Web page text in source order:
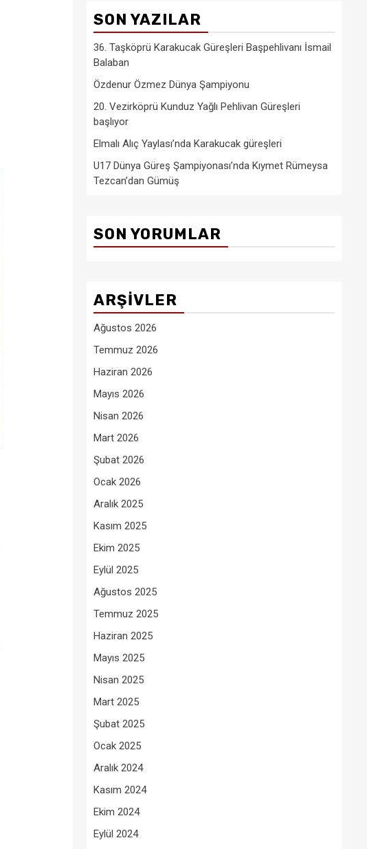
SON YAZILAR
36. Taşköprü Karakucak Güreşleri Başpehlivanı İsmail
Balaban
Özdenur Özmez Dünya Şampiyonu
20. Vezirköprü Kunduz Yağlı Pehlivan Güreşleri
başlıyor
Elmalı Alıç Yaylası’nda Karakucak güreşleri
U17 Dünya Güreş Şampiyonası’nda Kıymet Rümeysa
Tezcan’dan Gümüş
SON YORUMLAR
ARŞIVLER
Ağustos 2026
Temmuz 2026
Haziran 2026
Mayıs 2026
Nisan 2026
Mart 2026
Şubat 2026
Ocak 2026
Aralık 2025
Kasım 2025
Ekim 2025
Eylül 2025
Ağustos 2025
Temmuz 2025
Haziran 2025
Mayıs 2025
Nisan 2025
Mart 2025
Şubat 2025
Ocak 2025
Aralık 2024
Kasım 2024
Ekim 2024
Eylül 2024